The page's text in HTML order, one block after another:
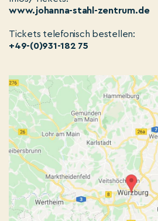
www.johanna-stahl-zentrum.de
Tickets telefonisch bestellen:
+49-(0)931-182 75